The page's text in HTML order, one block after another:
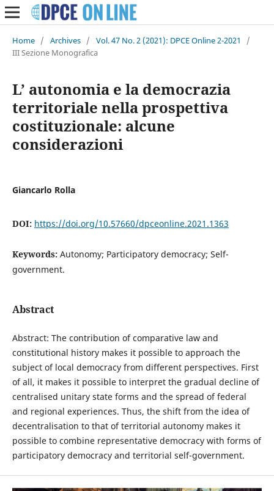
Home / Archives / Vol. 47 No. 2 (2021): DPCE Online 2-2021
/
III Sezione Monografica
L’ autonomia e la democrazia
territoriale nella prospettiva
costituzionale: alcune
considerazioni
Giancarlo Rolla
DOI: https://doi.org/10.57660/dpceonline.2021.1363
Keywords: Autonomy; Participatory democracy; Self-
government.
Abstract
Abstract: The contribution of comparative law and
constitutional history makes it possible to approach the
subject of local democracy from different perspectives. First
of all, it makes it possible to interpret the gradual decline of
centralised unitary state forms and the spread of federal
and regional experiences. Thus, the shift from the idea of
decentralisation to that of territorial autonomy makes it
possible to combine representative democracy with forms of
participatory democracy and territorial self-government.